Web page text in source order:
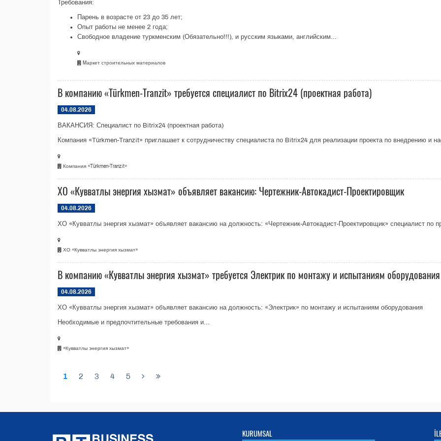
Требования:
Парень в возрасте от 23 до 35 лет;
Опыт работы не менее 2 года;
Свободное владение туркменским (Обязательно!!!), и русским языками, английским...
Mаркет строительных материалов
В компанию «Türkmen-Tranzit» требуется специалист по Bitrix24 (проектная работа)
04.08.2026
ВАКАНСИЯ: Специалист по Bitrix24 (проектная работа)
Компания «Türkmen-Tranzit» приглашает к сотрудничеству специалиста по Bitrix24 для реализации проекта по внедрению и
Компания «Türkmen-Tranzit»
ХО «Кувватлы энергия хызмат» объявляет вакансию: Чертежник-Автокадист-Проектировщик
04.08.2026
ХО «Кувватлы энергия хызмат» объявляет вакансию на должность: «Чертежник-Автокадист-Проектировщик» специалист по
ХО «Кувватлы энергия хызмат»
В компанию «Кувватлы энергия хызмат» требуется Электрик по монтажу и испытаниям оборудования
04.08.2026
ХО «Кувватлы энергия хызмат» объявляет вакансию на должность: «Электрик» по монтажу и испытаниям оборудования
Необходимые и предпочтительные требования и...
«Кувватлы энергия хызмат»
1 2 3 4 5
KURUMSAL